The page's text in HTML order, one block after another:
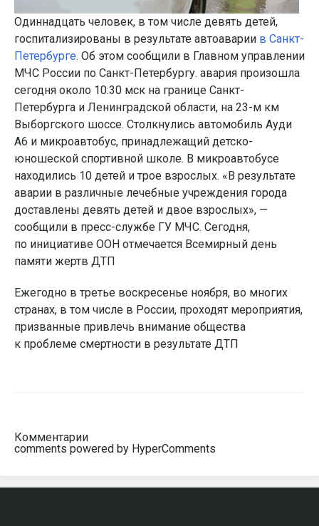
Одиннадцать человек, в том числе девять детей,
госпитализированы в результате автоаварии в Санкт-
Петербурге. Об этом сообщили в Главном управлении
МЧС России по Санкт-Петербургу. авария произошла
сегодня около 10:30 мск на границе Санкт-
Петербурга и Ленинградской области, на 23-м км
Выборгского шоссе. Столкнулись автомобиль Ауди
А6 и микроавтобус, принадлежащий детско-
юношеской спортивной школе. В микроавтобусе
находились 10 детей и трое взрослых. «В результате
аварии в различные лечебные учреждения города
доставлены девять детей и двое взрослых», —
сообщили в пресс-службе ГУ МЧС. Сегодня,
по инициативе ООН отмечается Всемирный день
памяти жертв ДТП
Ежегодно в третье воскресенье ноября, во многих
странах, в том числе в России, проходят мероприятия,
призванные привлечь внимание общества
к проблеме смертности в результате ДТП
Комментарии
comments powered by HyperComments